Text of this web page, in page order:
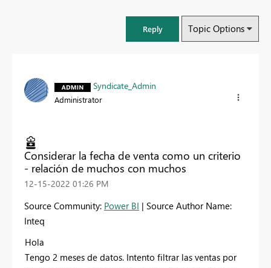
Reply Topic Options
Syndicate_Admin
Administrator
Considerar la fecha de venta como un criterio
- relación de muchos con muchos
‎12-15-2022 01:26 PM
Source Community: Power BI | Source Author Name:
Inteq
Hola
Tengo 2 meses de datos. Intento filtrar las ventas por